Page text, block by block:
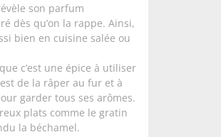
son parfum
dès qu’on la rappe. Ainsi,
bien en cuisine salée ou
c’est une épice à utiliser
de la râper au fur et à
garder tous ses arômes.
plats comme le gratin
la béchamel.